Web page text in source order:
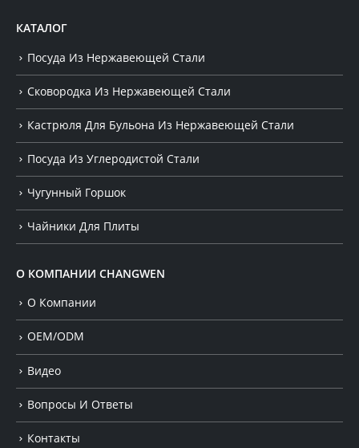
КАТАЛОГ
Посуда Из Нержавеющей Стали
Сковородка Из Нержавеющей Стали
Кастрюля Для Бульона Из Нержавеющей Стали
Посуда Из Углеродистой Стали
Чугунный Горшок
Чайники Для Плиты
О КОМПАНИИ CHANGWEN
О Компании
OEM/ODM
Видео
Вопросы И Ответы
Контакты